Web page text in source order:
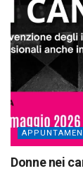
Donne nei